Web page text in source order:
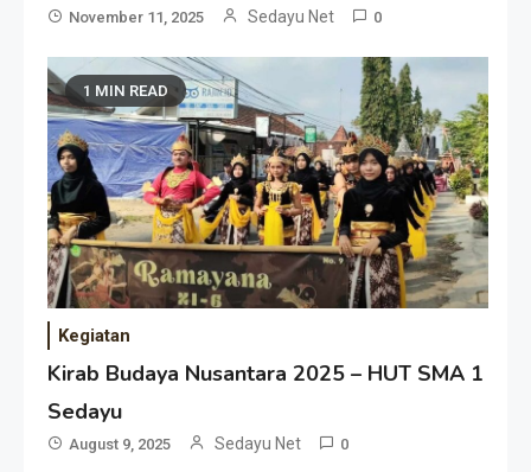
November 11, 2025 Sedayu Net 0
1 MIN READ
Kegiatan
Kirab Budaya Nusantara 2025 – HUT SMA 1
Sedayu
August 9, 2025 Sedayu Net 0